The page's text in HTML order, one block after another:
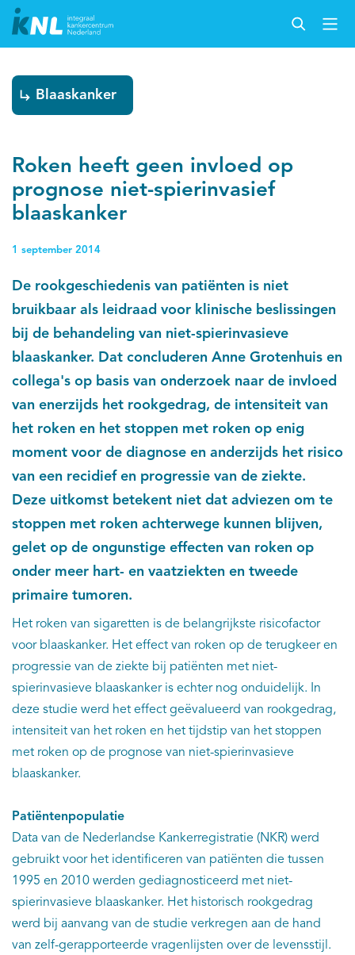
Roken heeft geen invloed op
prognose niet-spierinvasief
blaaskanker
1 september 2014
De rookgeschiedenis van patiënten is niet
bruikbaar als leidraad voor klinische beslissingen
bij de behandeling van niet-spierinvasieve
blaaskanker. Dat concluderen Anne Grotenhuis en
collega's op basis van onderzoek naar de invloed
van enerzijds het rookgedrag, de intensiteit van
het roken en het stoppen met roken op enig
moment voor de diagnose en anderzijds het risico
van een recidief en progressie van de ziekte.
Deze uitkomst betekent niet dat adviezen om te
stoppen met roken achterwege kunnen blijven,
gelet op de ongunstige effecten van roken op
onder meer hart- en vaatziekten en tweede
primaire tumoren.
Het roken van sigaretten is de belangrijkste risicofactor
voor blaaskanker. Het effect van roken op de terugkeer en
progressie van de ziekte bij patiënten met niet-
spierinvasieve blaaskanker is echter nog onduidelijk. In
deze studie werd het effect geëvalueerd van rookgedrag,
intensiteit van het roken en het tijdstip van het stoppen
met roken op de prognose van niet-spierinvasieve
blaaskanker.
Patiëntenpopulatie
Data van de Nederlandse Kankerregistratie (NKR) werd
gebruikt voor het identificeren van patiënten die tussen
1995 en 2010 werden gediagnosticeerd met niet-
spierinvasieve blaaskanker. Het historisch rookgedrag
werd bij aanvang van de studie verkregen aan de hand
van zelf-gerapporteerde vragenlijsten over de levensstijl.
Blaaskanker